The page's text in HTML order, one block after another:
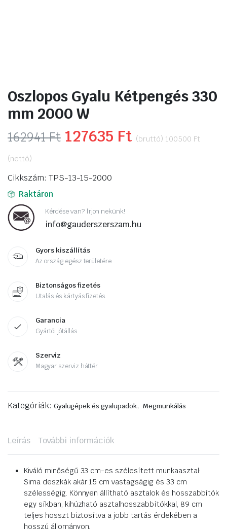
Oszlopos Gyalu Kétpengés 330
mm 2000 W
162941Ft Original
was:
127635 Ft Current
(bruttó) 100500 Ft
(nettó)
Cikkszám: TPS-13-15-2000
Raktáron
Kérdése van? Írjon nekünk!
info@gauderszerszam.hu
Gyors kiszállítás
Az ország egész területére
Biztonságos fizetés
Utalás és kártyás fizetés.
Garancia
Gyártói jótállás
Szerviz
Magyar szerviz háttér
Kategóriák: Gyalugépek és gyalupadok, Megmunkálás
Leírás További információk
Kiváló minőségű 33 cm-es szélesített munkaasztal:
Sima deszkák akár 15 cm vastagságig és 33 cm
szélességig. Könnyen állítható asztalok és hosszabbítók
egy síkban, kihúzható asztalhosszabbítókkal, 89 cm
teljes hosszt biztosítva a jobb tartás érdekében a
hosszú állományon.